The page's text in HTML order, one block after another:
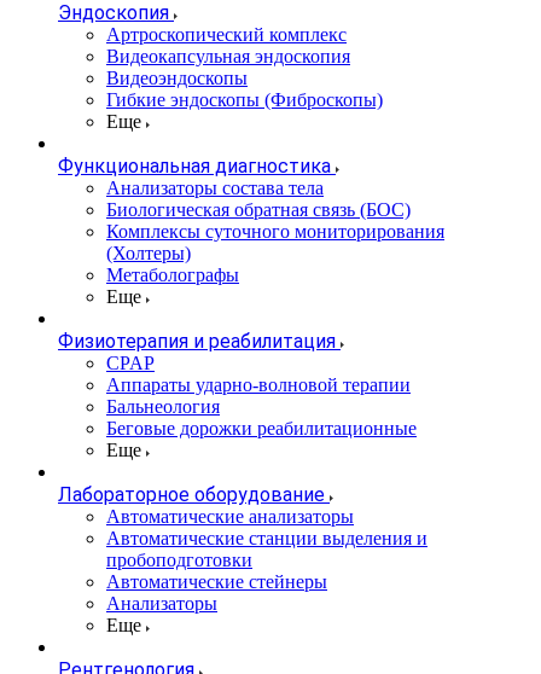
Эндоскопия
Артроскопический комплекс
Видеокапсульная эндоскопия
Видеоэндоскопы
Гибкие эндоскопы (Фиброcкопы)
Еще
Функциональная диагностика
Анализаторы состава тела
Биологическая обратная связь (БОС)
Комплексы суточного мониторирования
(Холтеры)
Метаболографы
Еще
Физиотерапия и реабилитация
CPAP
Аппараты ударно-волновой терапии
Бальнеология
Беговые дорожки реабилитационные
Еще
Лабораторное оборудование
Автоматические анализаторы
Автоматические станции выделения и
пробоподготовки
Автоматические стейнеры
Анализаторы
Еще